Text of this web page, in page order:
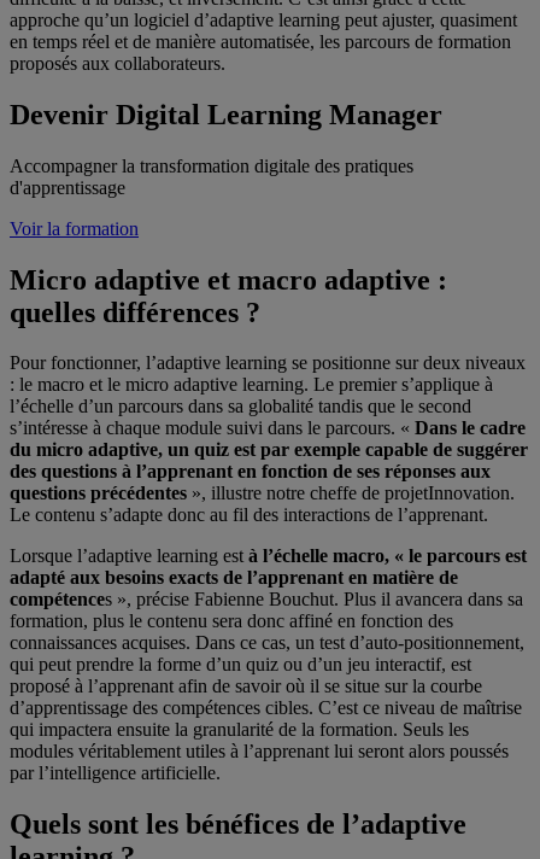
approche qu’un logiciel d’adaptive learning peut ajuster, quasiment
en temps réel et de manière automatisée, les parcours de formation
proposés aux collaborateurs.
Devenir Digital Learning Manager
Accompagner la transformation digitale des pratiques
d'apprentissage
Voir la formation
Micro adaptive et macro adaptive :
quelles différences ?
Pour fonctionner, l’adaptive learning se positionne sur deux niveaux
: le macro et le micro adaptive learning. Le premier s’applique à
l’échelle d’un parcours dans sa globalité tandis que le second
s’intéresse à chaque module suivi dans le parcours. « Dans le cadre
du micro adaptive, un quiz est par exemple capable de suggérer
des questions à l’apprenant en fonction de ses réponses aux
questions précédentes », illustre notre cheffe de projetInnovation.
Le contenu s’adapte donc au fil des interactions de l’apprenant.
Lorsque l’adaptive learning està l’échelle macro, « le parcours est
adapté aux besoins exacts de l’apprenant en matière de
compétences », précise Fabienne Bouchut. Plus il avancera dans sa
formation, plus le contenu sera donc affiné en fonction des
connaissances acquises. Dans ce cas, un test d’auto-positionnement,
qui peut prendre la forme d’un quiz ou d’un jeu interactif, est
proposé à l’apprenant afin de savoir où il se situe sur la courbe
d’apprentissage des compétences cibles. C’est ce niveau de maîtrise
qui impactera ensuite la granularité de la formation. Seuls les
modules véritablement utiles à l’apprenant lui seront alors poussés
par l’intelligence artificielle.
Quels sont les bénéfices de l’adaptive